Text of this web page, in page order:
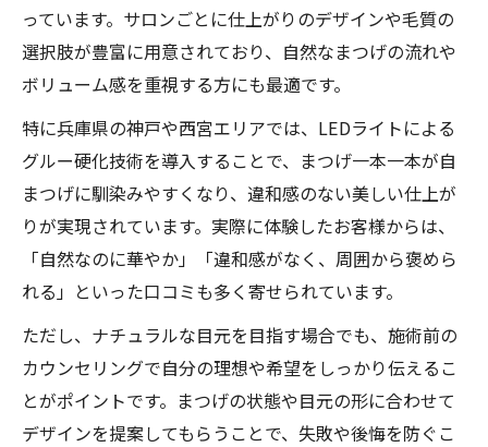
っています。サロンごとに仕上がりのデザインや毛質の
選択肢が豊富に用意されており、自然なまつげの流れや
ボリューム感を重視する方にも最適です。
特に兵庫県の神戸や西宮エリアでは、LEDライトによる
グルー硬化技術を導入することで、まつげ一本一本が自
まつげに馴染みやすくなり、違和感のない美しい仕上が
りが実現されています。実際に体験したお客様からは、
「自然なのに華やか」「違和感がなく、周囲から褒めら
れる」といった口コミも多く寄せられています。
ただし、ナチュラルな目元を目指す場合でも、施術前の
カウンセリングで自分の理想や希望をしっかり伝えるこ
とがポイントです。まつげの状態や目元の形に合わせて
デザインを提案してもらうことで、失敗や後悔を防ぐこ